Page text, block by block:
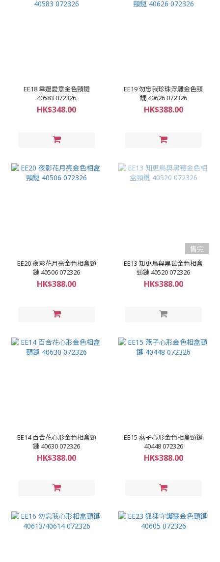
EE18 幸運愛意金色頸鏈
40583 072326
HK$348.00
EE19 勿忘我珍珠浮雕金色頸
鏈 40626 072326
HK$388.00
EE20 夜影花月亮金色相盒頸
鏈 40506 072326
HK$388.00
售完
EE13 知更鳥與黑莓金色相盒
頸鏈 40520 072326
HK$388.00
EE14 百合花心形金色相盒頸
鏈 40630 072326
HK$388.00
EE15 燕子心形金色相盒頸鏈
40448 072326
HK$388.00